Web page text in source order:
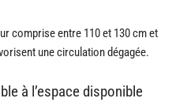
comprise entre 110 et 130 cm et
une circulation dégagée.
à l’espace disponible